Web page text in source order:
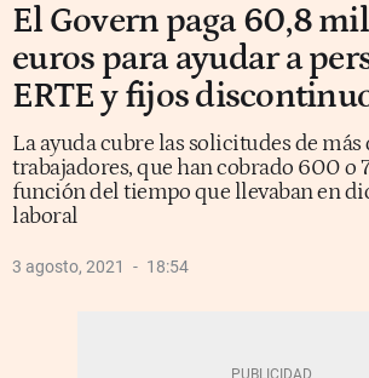
El Govern paga 60,8
euros para ayudar a
ERTE y fijos
La ayuda cubre las solicitudes de
trabajadores, que han cobrado 600 o
función del tiempo que llevaban en
laboral
3 agosto, 2021 18:54